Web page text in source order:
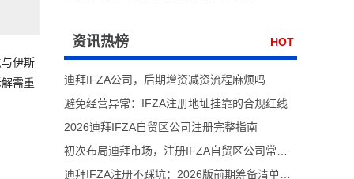
伊斯
需重
资讯热榜 HOT
迪拜IFZA公司，后期增资减资流程麻烦吗
避免经营异常：IFZA注册地址挂靠的合规红线
2026迪拜IFZA自贸区公司注册完整指南